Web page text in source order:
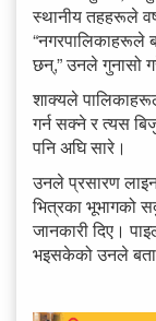
स्थानीय तहहरूले
“नगरपालिकाहरूले
छन्,” उनले गुनासो
शाक्यले
गर्न सक्ने र त्यस
पनि अघि सारे।
उनले प्रसारण
भित्रका भूभागको
जानकारी दिए।
भइसकेको उनले